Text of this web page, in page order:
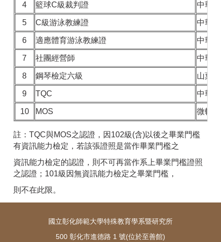
4 籃球C級裁判證 中華
5 C級游泳教練證 中華
6 適應體育游泳教練證 中華
7 社團經營師 中華
8 鋼琴檢定六級 山葉
9 TQC 中華
10 MOS 微軟
註：TQC與MOS之認證，因102級(含)以後之畢業門檻
有資訊能力檢定，若該張證照是當作畢業門檻之
資訊能力檢定的認證，則不可再當作系上畢業門檻證照
之認證；101級因無資訊能力檢定之畢業門檻，
則不在此限。
國立彰化師範大學特殊教育學系暨研究所
500 彰化市進德路 1 號(位於至善館)